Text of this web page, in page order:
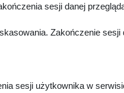
sesji danej
Zakończenie
sesji użytkownika w